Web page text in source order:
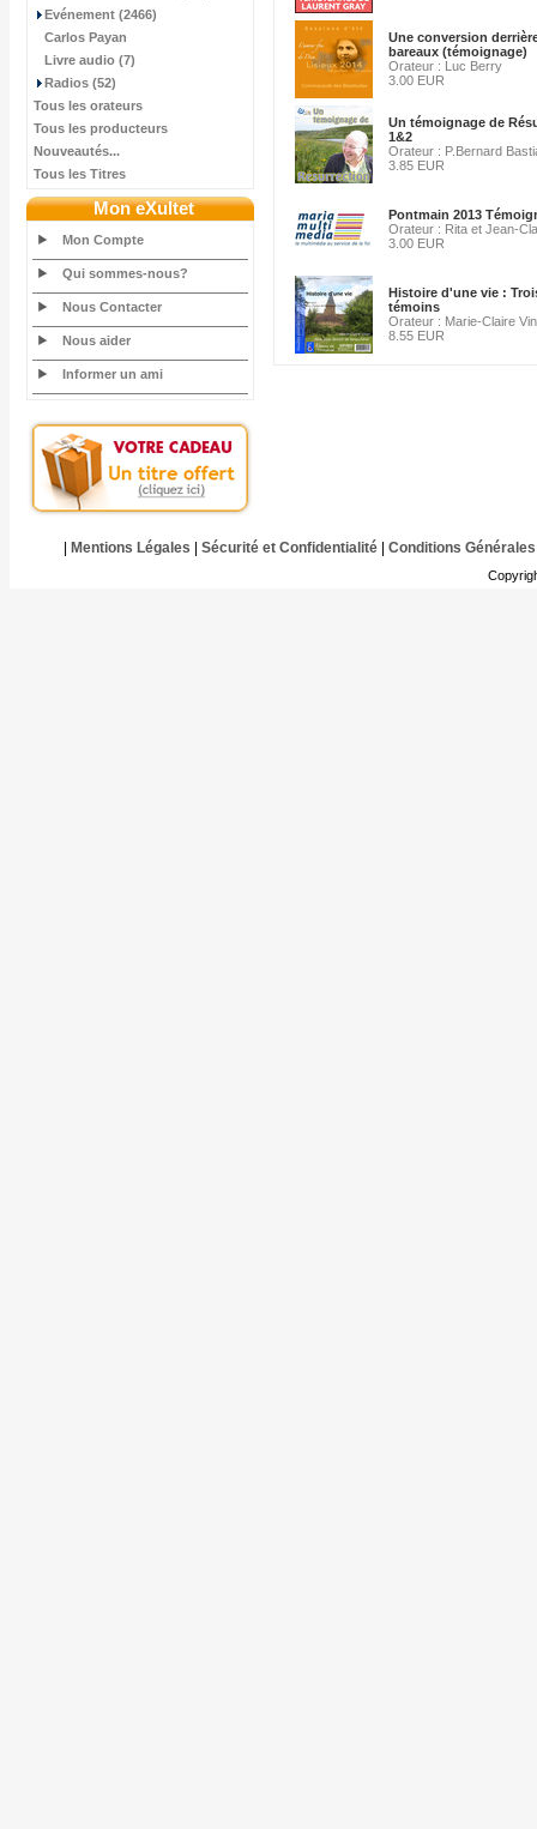
Evénement (2466)
Carlos Payan
Livre audio (7)
Radios (52)
Tous les orateurs
Tous les producteurs
Nouveautés...
Tous les Titres
Mon eXultet
Mon Compte
Qui sommes-nous?
Nous Contacter
Nous aider
Informer un ami
Une conversion
bareaux (témoignage)
Orateur : Luc Berry
3.00 EUR
Un témoignage de
1&2
Orateur : P.Bernard
3.85 EUR
Pontmain 2013
Orateur : Rita et Jean-
3.00 EUR
Histoire d'une vie :
témoins
Orateur : Marie-Claire
8.55 EUR
Mentions Légales Sécurité et Confidentialité| Conditions Générales